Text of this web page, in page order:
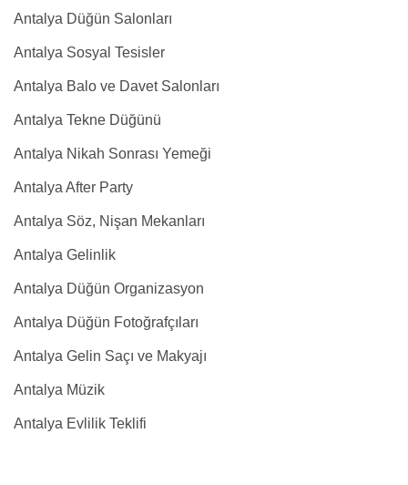
Antalya Düğün Salonları
Antalya Sosyal Tesisler
Antalya Balo ve Davet Salonları
Antalya Tekne Düğünü
Antalya Nikah Sonrası Yemeği
Antalya After Party
Antalya Söz, Nişan Mekanları
Antalya Gelinlik
Antalya Düğün Organizasyon
Antalya Düğün Fotoğrafçıları
Antalya Gelin Saçı ve Makyajı
Antalya Müzik
Antalya Evlilik Teklifi